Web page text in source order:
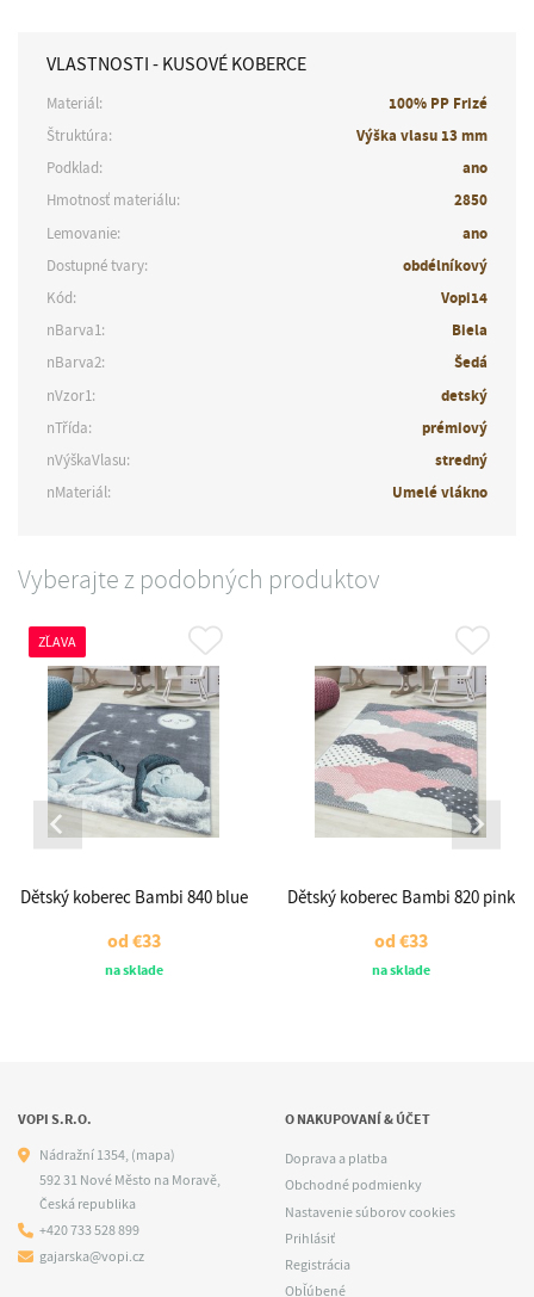
VLASTNOSTI - KUSOVÉ KOBERCE
Materiál:
100% PP Frizé
Štruktúra:
Výška vlasu 13 mm
Podklad:
ano
Hmotnosť materiálu:
2850
Lemovanie:
ano
Dostupné tvary:
obdélníkový
Kód:
Vopi14
nBarva1:
Biela
nBarva2:
Šedá
nVzor1:
detský
nTřída:
prémiový
nVýškaVlasu:
stredný
nMateriál:
Umelé vlákno
Vyberajte z podobných produktov
ZĽAVA
Dětský koberec Bambi 840 blue
od€33
na sklade
Dětský koberec Bambi 820 pink
od€33
na sklade
VOPI S.R.O.
Nádražní 1354, (mapa)
592 31 Nové Město na Moravě,
Česká republika
+420 733 528 899
gajarska@vopi.cz
O NAKUPOVANÍ & ÚČET
Doprava a platba
Obchodné podmienky
Nastavenie súborov cookies
Prihlásiť
Registrácia
Obľúbené